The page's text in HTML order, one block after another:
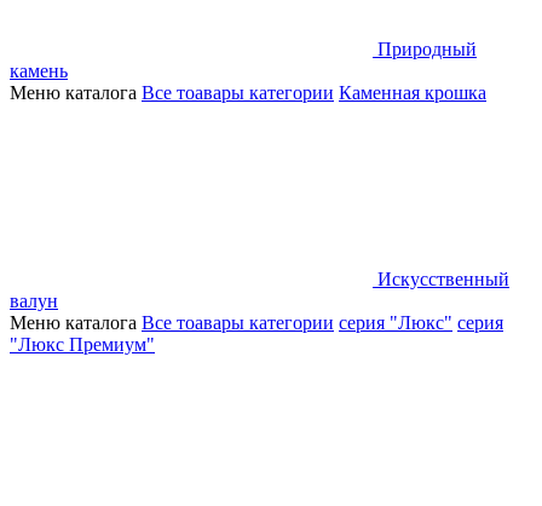
Природный
камень
Меню каталога Все тоавары категории Каменная крошка
Искусственный
валун
Меню каталога Все тоавары категории серия "Люкс" серия
"Люкс Премиум"